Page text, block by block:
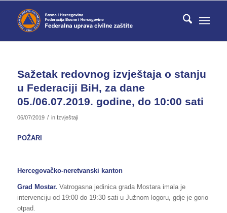
Sažetak redovnog izvještaja o stanju
u Federaciji BiH, za dane
05./06.07.2019. godine, do 10:00 sati
06/07/2019 / in Izvještaji
POŽARI
Hercegovačko-neretvanski kanton
Grad Mostar. Vatrogasna jedinica grada Mostara imala je
intervenciju od 19:00 do 19:30 sati u Južnom logoru, gdje je gorio
otpad.